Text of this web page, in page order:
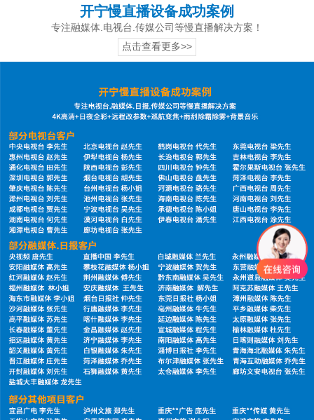
开宁慢直播设备成功案例
专注融媒体.电视台.传媒公司等慢直播解决方案！
点击查看更多>>